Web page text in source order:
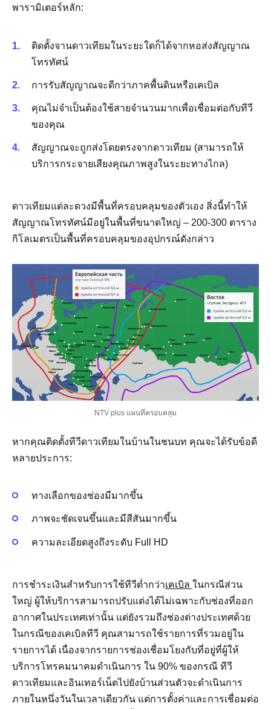
พารามิเตอร์หลัก:
ติดตั้งจานดาวเทียมในระยะใดก็ได้จากหอส่งสัญญาณ
โทรทัศน์
การรับสัญญาณจะดีกว่าภาคพื้นดินหรือเคเบิล
คุณไม่จำเป็นต้องใช้สายจำนวนมากเพื่อเชื่อมต่อกับทีวี
ของคุณ
สัญญาณจะถูกส่งโดยตรงจากดาวเทียม (สามารถให้
บริการกระจายเสียงคุณภาพสูงในระยะทางไกล)
ดาวเทียมแต่ละดวงมีพื้นที่ครอบคลุมของตัวเอง สิ่งนี้ทำให้
สัญญาณโทรทัศน์มีอยู่ในพื้นที่ขนาดใหญ่ – 200-300 ตาราง
กิโลเมตรเป็นพื้นที่ครอบคลุมของอุปกรณ์ดังกล่าว
NTV plus แผนที่ครอบคลุม
หากคุณติดตั้งทีวีดาวเทียมในบ้านในชนบท คุณจะได้รับข้อดี
หลายประการ:
ทางเลือกของช่องมีมากขึ้น
ภาพจะชัดเจนขึ้นและมีสีสันมากขึ้น
ความละเอียดสูงถึงระดับ Full HD
การชำระเงินสำหรับการใช้ทีวีต่ำกว่าเคเบิล ในกรณีส่วน
ใหญ่ ผู้ให้บริการสามารถปรับแต่งได้ไม่เฉพาะกับช่องที่ออก
อากาศในประเทศเท่านั้น แต่ยังรวมถึงช่องต่างประเทศด้วย
ในกรณีของเคเบิลทีวี คุณสามารถใช้รายการที่รวมอยู่ใน
รายการได้ เนื่องจากรายการช่องเชื่อมโยงกับที่อยู่ที่ผู้ให้
บริการโทรคมนาคมดำเนินการ ใน 90% ของกรณี ทีวี
ดาวเทียมและอินเทอร์เน็ตไปยังบ้านส่วนตัวจะดำเนินการ
ภายในหนึ่งวันในเวลาเดียวกัน แต่การตั้งค่าและการเชื่อมต่อ